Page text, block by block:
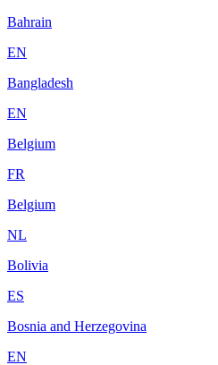
Bahrain
EN
Bangladesh
EN
Belgium
FR
Belgium
NL
Bolivia
ES
Bosnia and Herzegovina
EN